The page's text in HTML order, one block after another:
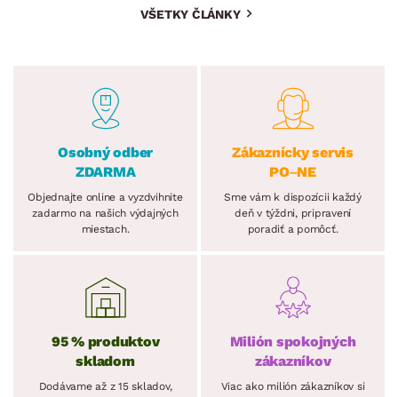
VŠETKY ČLÁNKY
Osobný odber
ZDARMA
Objednajte online a vyzdvihnite
zadarmo na našich výdajných
miestach.
Zákaznícky servis
PO–NE
Sme vám k dispozícii každý
deň v týždni, pripravení
poradiť a pomôcť.
95 % produktov
skladom
Dodávame až z 15 skladov,
Milión spokojných
zákazníkov
Viac ako milión zákazníkov si